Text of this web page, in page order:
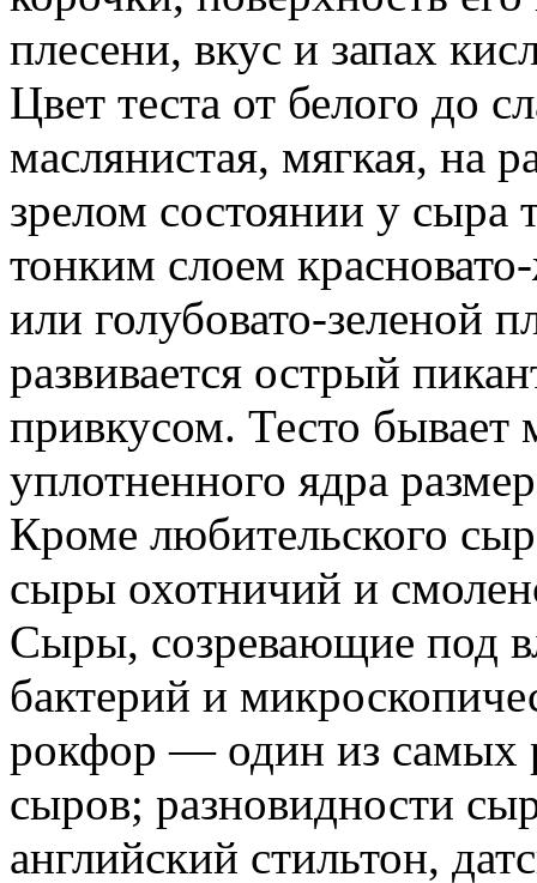
плесени, вкус и запах
Цвет теста от белого до
маслянистая, мягкая, на
зрелом состоянии у сыра
тонким слоем
или голубовато-зеленой
развивается острый
привкусом. Тесто бывает
уплотненного ядра
Кроме любительского
сыры охотничий и
Сыры, созревающие под
бактерий и
рокфор — один из самых
сыров; разновидности
английский стильтон,